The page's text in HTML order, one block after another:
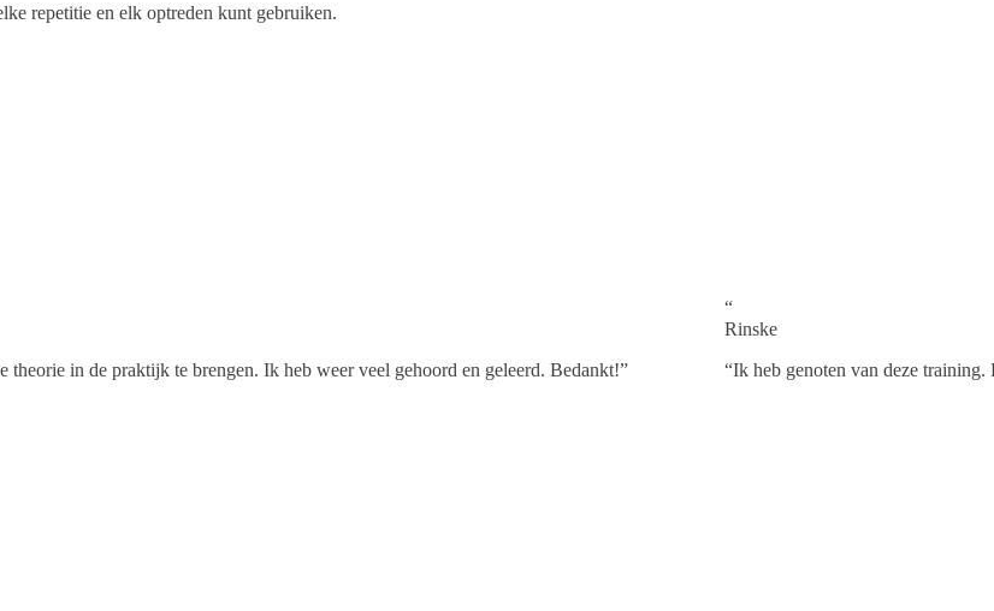
repetitie en elk optreden kunt gebruiken.
theorie in de praktijk te brengen. Ik heb weer veel gehoord en geleerd. Bedankt!”
“
Rinske
“Ik heb genoten van deze